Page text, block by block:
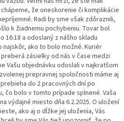
že oneskorenie či komplikácie
Radi by sme však zdôraznili,
k žiadnemu pochybeniu. Tovar bol
16:18 a odoslaný z nášho skladu
najskôr, ako to bolo možné. Kuriér
zásielky od nás v čase medzi
Vašu objednávku odoslali v najkratšom
prepravnej spoločnosti máme aj
do 2 pracovných dní po
čo bolo v tomto prípade splnené. Vaša
výdajné miesto dňa 6.2.2025. O uložení
ako aj o dĺžke jej uloženia, Vás